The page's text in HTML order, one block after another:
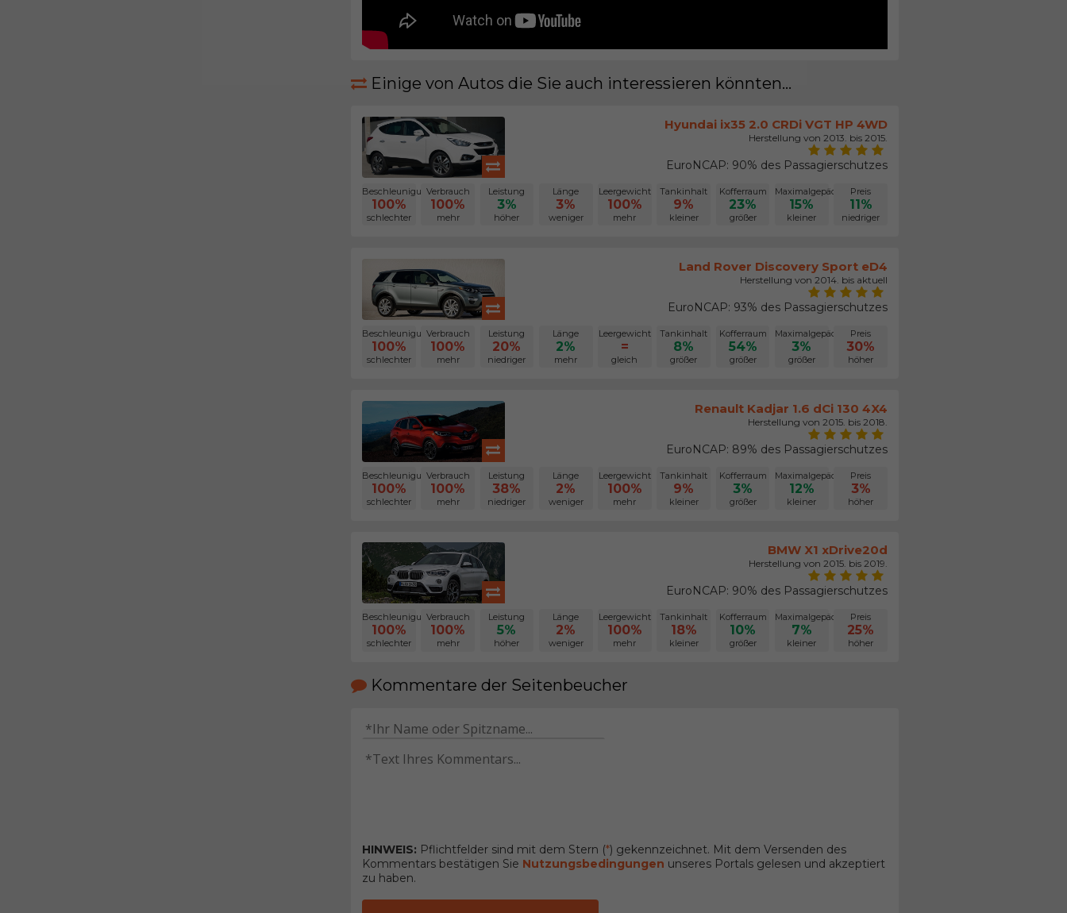
Einige von Autos die Sie auch interessieren könnten...
Hyundai ix35 2.0 CRDi VGT HP 4WD
Herstellung von 2013. bis 2015.
EuroNCAP: 90% des Passagierschutzes
Beschleunigung
100%
schlechter
Verbrauch
100%
mehr
Leistung
3%
höher
Länge
3%
weniger
Leergewicht
100%
mehr
Tankinhalt
9%
kleiner
Kofferraum
23%
größer
Maximalgepäck
15%
kleiner
Preis
11%
niedriger
Land Rover Discovery Sport eD4
Herstellung von 2014. bis aktuell
EuroNCAP: 93% des Passagierschutzes
Beschleunigung
100%
schlechter
Verbrauch
100%
mehr
Leistung
20%
niedriger
Länge
2%
mehr
Leergewicht
=
gleich
Tankinhalt
8%
größer
Kofferraum
54%
größer
Maximalgepäck
3%
größer
Preis
30%
höher
Renault Kadjar 1.6 dCi 130 4X4
Herstellung von 2015. bis 2018.
EuroNCAP: 89% des Passagierschutzes
Beschleunigung
100%
schlechter
Verbrauch
100%
mehr
Leistung
38%
niedriger
Länge
2%
weniger
Leergewicht
100%
mehr
Tankinhalt
9%
kleiner
Kofferraum
3%
größer
Maximalgepäck
12%
kleiner
Preis
3%
höher
BMW X1 xDrive20d
Herstellung von 2015. bis 2019.
EuroNCAP: 90% des Passagierschutzes
Beschleunigung
100%
schlechter
Verbrauch
100%
mehr
Leistung
5%
höher
Länge
2%
weniger
Leergewicht
100%
mehr
Tankinhalt
18%
kleiner
Kofferraum
10%
größer
Maximalgepäck
7%
kleiner
Preis
25%
höher
Kommentare der Seitenbeucher
HINWEIS: Pflichtfelder sind mit dem Stern (*) gekennzeichnet. Mit dem Versenden des
Kommentars bestätigen Sie Nutzungsbedingungen unseres Portals gelesen und akzeptiert
zu haben.